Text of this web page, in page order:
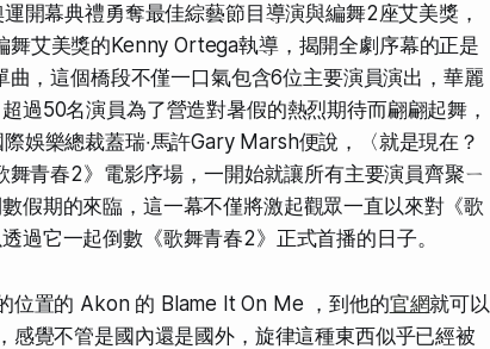
開幕典禮勇奪最佳綜藝節目導演與編舞2座艾美獎，
舞艾美獎的Kenny Ortega執導，揭開全劇序幕的正是
曲，這個橋段不僅一口氣包含6位主要演員演出，華麗
過50名演員為了營造對暑假的熱烈期待而翩翩起舞，
娛樂總裁蓋瑞‧馬許Gary Marsh便說，〈就是現在？
青春2》電影序場，一開始就讓所有主要演員齊聚ㄧ
假期的來臨，這一幕不僅將激起觀眾一直以來對《歌
過它一起倒數《歌舞青春2》正式首播的日子。
位置的 Akon 的 Blame It On Me ，到他的官網就可以
感覺不管是國內還是國外，旋律這種東西似乎已經被